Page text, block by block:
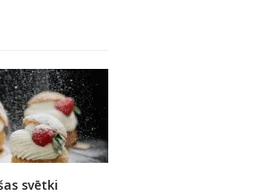
svētki